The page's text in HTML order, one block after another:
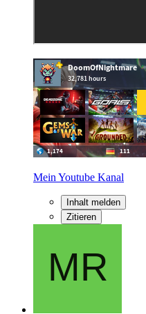
Mein Youtube Kanal
Inhalt melden
Zitieren